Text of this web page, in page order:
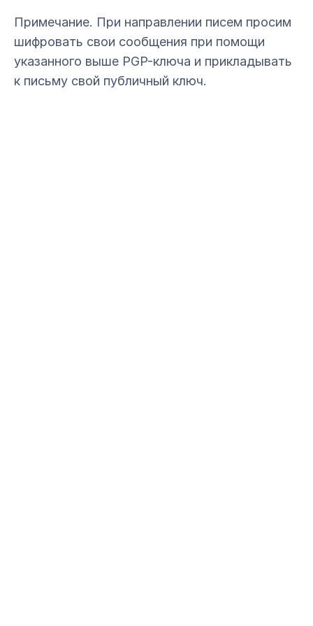
Примечание. При направлении писем просим
шифровать свои сообщения при помощи
указанного выше PGP-ключа и прикладывать
к письму свой публичный ключ.